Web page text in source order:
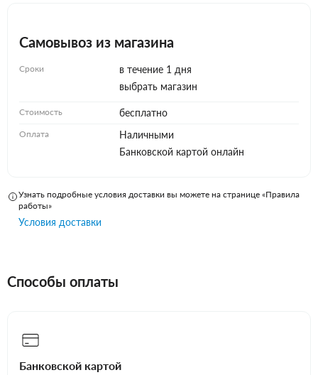
Самовывоз из магазина
Сроки
в течение 1 дня
выбрать магазин
Стоимость бесплатно
Оплата
Наличными
Банковской картой онлайн
Узнать подробные условия доставки вы можете на странице «Правила
работы»
Условия доставки
Способы оплаты
Банковской картой